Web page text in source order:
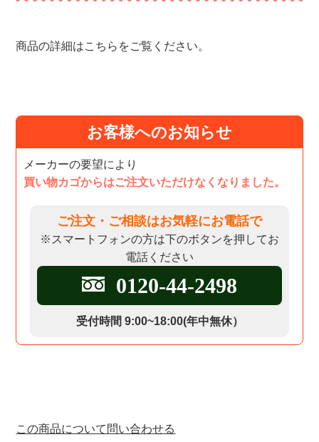
商品の詳細はこちらをご覧ください。
お客様へのお知らせ
メーカーの要望により
買い物カゴからはご注文いただけなくなりました。
ご注文・ご相談はお気軽にお電話で
※スマートフォンの方は下のボタンを押してお
電話ください
0120-44-2498
受付時間 9:00~18:00(年中無休）
この商品について問い合わせる